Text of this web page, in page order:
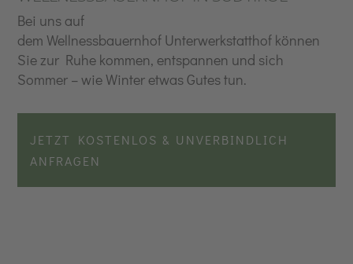
Bei uns auf
demWellnessbauernhof Unterwerkstatthof können
Sie zur Ruhe kommen, entspannen und sich
Sommer – wie Winter etwas Gutes tun.
JETZT KOSTENLOS & UNVERBINDLICH
ANFRAGEN